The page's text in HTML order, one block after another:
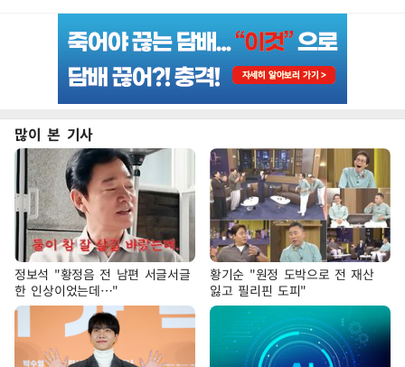
많이 본 기사
정보석 "황정음 전 남편 서글서글
한 인상이었는데…"
황기순 "원정 도박으로 전 재산
잃고 필리핀 도피"